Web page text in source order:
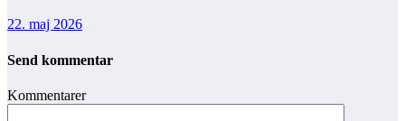
22. maj 2026
Send kommentar
Kommentarer